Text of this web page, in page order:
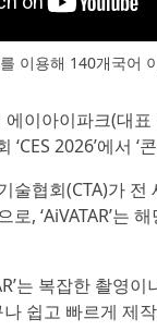
를 이용해 140개국어
이아이파크(대표
‘CES 2026’에서
술협회(CTA)가
, ‘AiVATAR’는
는 복잡한 촬영
쉽고 빠르게 제